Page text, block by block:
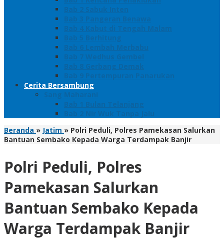
Bab 2 Sabuk Inten
Bab 3 Pangeran Benawa
Bab 4 Kabut di Tengah Malam
Bab 5 Berhitung
Bab 6 Lembah Merbabu
Bab 7 Wedhus Gembel
Bab 8 Gerbang Demak
Bab 9 Pertempuran Panarukan
Cerita Bersambung
Sang Maharani
Bab 1 Bulan Telanjang
Bab 2 Nir Wuk Tanpa Jalu
Beranda » Jatim » Polri Peduli, Polres Pamekasan Salurkan
Bantuan Sembako Kepada Warga Terdampak Banjir
Polri Peduli, Polres
Pamekasan Salurkan
Bantuan Sembako Kepada
Warga Terdampak Banjir